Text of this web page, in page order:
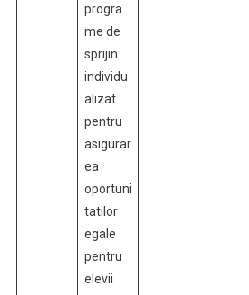
progra
me de
sprijin
individu
alizat
pentru
asigurar
ea
oportuni
tatilor
egale
pentru
elevii